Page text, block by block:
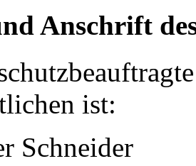
Anschrift
ist:
Schneider